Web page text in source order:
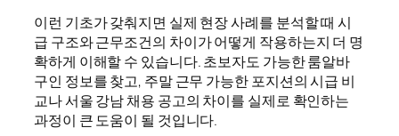
이런 기초가 갖춰지면 실제 현장 사례를 분석할 때 시
급 구조와 근무조건의 차이가 어떻게 작용하는지 더 명
확하게 이해할 수 있습니다. 초보자도 가능한 룸알바
구인 정보를 찾고, 주말 근무 가능한 포지션의 시급 비
교나 서울 강남 채용 공고의 차이를 실제로 확인하는
과정이 큰 도움이 될 것입니다.